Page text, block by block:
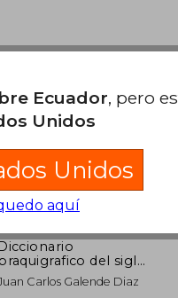
Diccionario
del siglo
espanol (Spanish
Carlos Galende Diaz
Ecuador, pero
Unidos
Unidos
aquí